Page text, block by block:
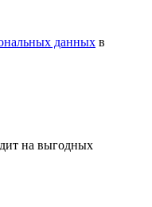
данных в
на выгодных